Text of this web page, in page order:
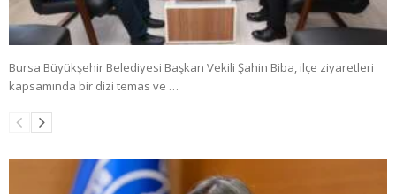
Bursa Büyükşehir Belediyesi Başkan Vekili Şahin Biba, ilçe ziyaretleri
kapsamında bir dizi temas ve …